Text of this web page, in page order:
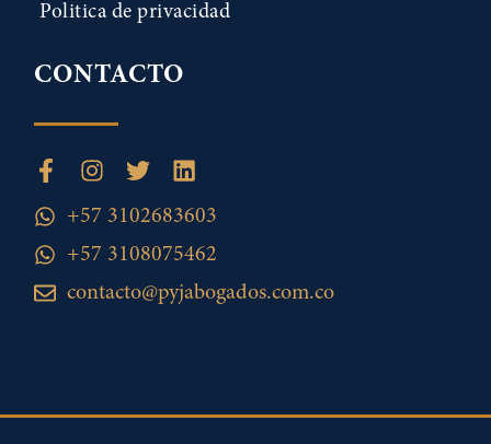
Politica de privacidad
CONTACTO
+57 3102683603
+57 3108075462
contacto@pyjabogados.com.co